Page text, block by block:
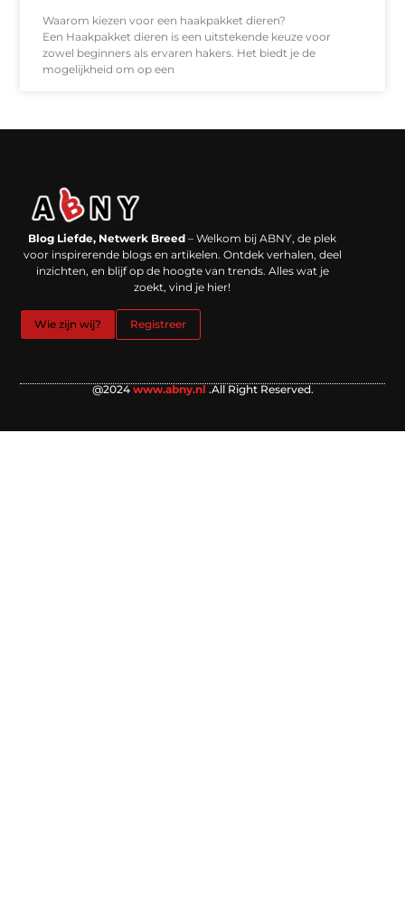
Waarom kiezen voor een haakpakket dieren?
Een Haakpakket dieren is een uitstekende keuze voor
zowel beginners als ervaren hakers. Het biedt je de
mogelijkheid om op een
Blog Liefde, Netwerk Breed – Welkom bij ABNY, de plek
voor inspirerende blogs en artikelen. Ontdek verhalen, deel
inzichten, en blijf op de hoogte van trends. Alles wat je
zoekt, vind je hier!
Wie zijn wij? Registreer
@2024 www.abny.nl .All Right Reserved.